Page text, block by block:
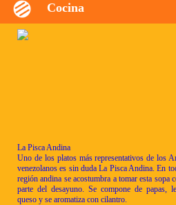
Cocina
La Pisca Andina
Uno de los platos más representativos de los
venezolanos es sin duda La Pisca Andina. En
región andina se acostumbra a tomar esta sopa
parte del desayuno. Se compone de papas,
queso y se aromatiza con cilantro.